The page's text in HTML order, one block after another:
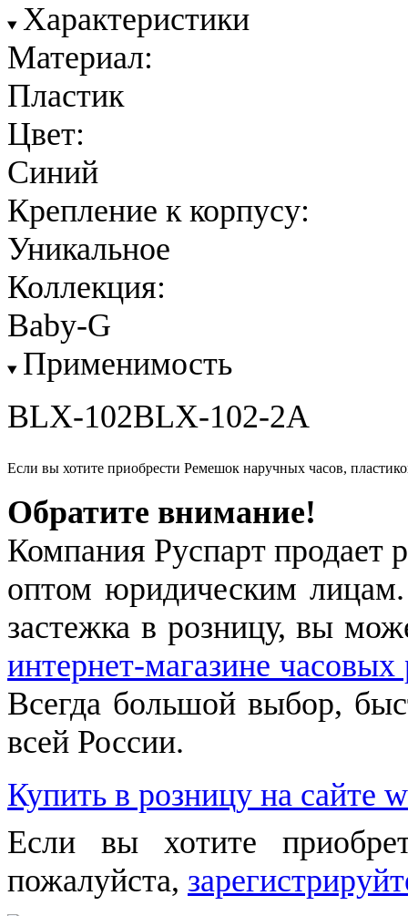
Характеристики
Материал:
Пластик
Цвет:
Синий
Крепление к корпусу:
Уникальное
Коллекция:
Baby-G
Применимость
BLX-102BLX-102-2A
Если вы хотите приобрести Ремешок наручных часов,
Обратите внимание!
Компания Руспарт продает
оптом юридическим
застежка в розницу, вы
интернет-магазине
Всегда большой выбор,
всей России.
Купить в розницу на сайте
Если вы хотите
пожалуйста,